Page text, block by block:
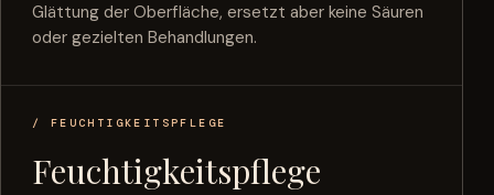
Glättung der Oberfläche, ersetzt aber keine Säuren
oder gezielten Behandlungen.
/ FEUCHTIGKEITSPFLEGE
Feuchtigkeitspflege